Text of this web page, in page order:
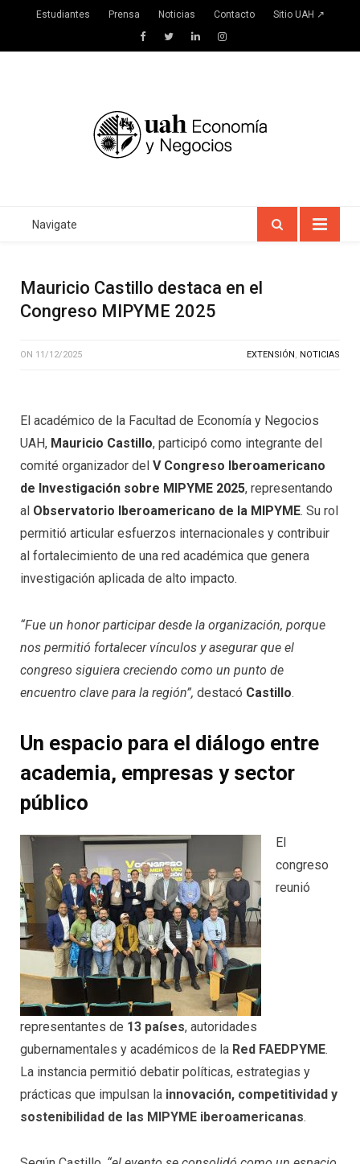
Estudiantes Prensa Noticias Contacto Sitio UAH ↗
FacebookTwitterLinkedInInstagram
Navigate
Mauricio Castillo destaca en el
Congreso MIPYME 2025
ON 11/12/2025 EXTENSIÓN, NOTICIAS
El académico de la Facultad de Economía y Negocios
UAH, Mauricio Castillo, participó como integrante del
comité organizador del V Congreso Iberoamericano
de Investigación sobre MIPYME 2025, representando
al Observatorio Iberoamericano de la MIPYME. Su rol
permitió articular esfuerzos internacionales y contribuir
al fortalecimiento de una red académica que genera
investigación aplicada de alto impacto.
“Fue un honor participar desde la organización, porque
nos permitió fortalecer vínculos y asegurar que el
congreso siguiera creciendo como un punto de
encuentro clave para la región”, destacó Castillo.
Un espacio para el diálogo entre
academia, empresas y sector
público
El
congreso
reunió
representantes de 13 países, autoridades
gubernamentales y académicos de la Red FAEDPYME.
La instancia permitió debatir políticas, estrategias y
prácticas que impulsan la innovación, competitividad y
sostenibilidad de las MIPYME iberoamericanas.